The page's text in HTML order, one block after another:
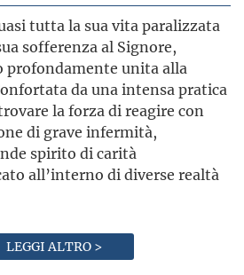
tutta la sua vita paralizzata
sofferenza al Signore,
profondamente unita alla
da una intensa pratica
la forza di reagire con
di grave infermità,
spirito di carità
all’interno di diverse realtà
LEGGI ALTRO >